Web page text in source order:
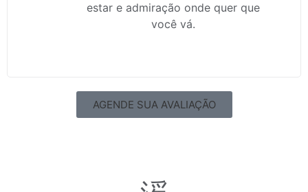
estar e admiração onde quer que
você vá.
AGENDE SUA AVALIAÇÃO